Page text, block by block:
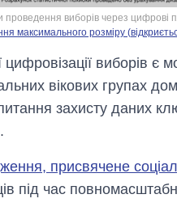
проведення виборів через цифрові
максимального розміру
виборів є
вікових групах
захисту даних
присвячене
під час